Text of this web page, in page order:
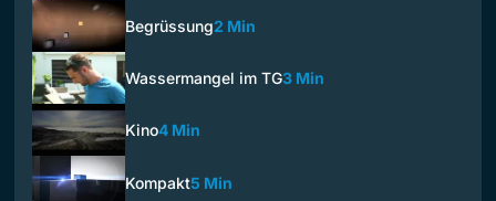
Begrüssung2 Min
Wassermangel im TG3 Min
Kino4 Min
Kompakt5 Min